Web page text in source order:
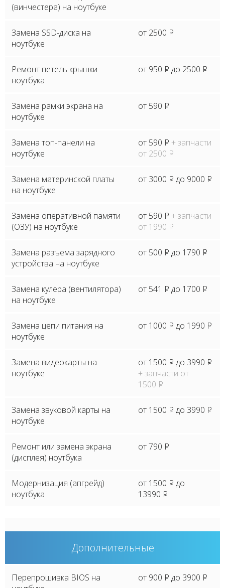
(винчестера) на ноутбуке
Замена SSD-диска на
ноутбуке
от 2500 P
Ремонт петель крышки
ноутбука
от 950 P до 2500 P
Замена рамки экрана на
ноутбуке
от 590 P
Замена топ-панели на
ноутбуке
от 590 P + запчасти
от 2500 P
Замена материнской платы
на ноутбуке
от 3000 P до 9000 P
Замена оперативной памяти
(ОЗУ) на ноутбуке
от 590 P + запчасти
от 1990 P
Замена разъема зарядного
устройства на ноутбуке
от 500 P до 1790 P
Замена кулера (вентилятора)
на ноутбуке
от 541 P до 1700 P
Замена цепи питания на
ноутбуке
от 1000 P до 1990 P
Замена видеокарты на
ноутбуке
от 1500 P до 3990 P
+ запчасти от
1500 P
Замена звуковой карты на
ноутбуке
от 1500 P до 3990 P
Ремонт или замена экрана
(дисплея) ноутбука
от 790 P
Модернизация (апгрейд)
ноутбука
от 1500 P до
13990 P
Дополнительные
Перепрошивка BIOS на
от 900 P до 3900 P